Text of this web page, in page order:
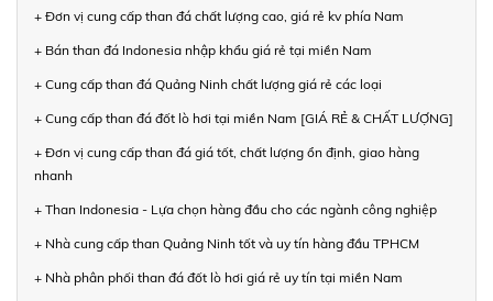
+ Đơn vị cung cấp than đá chất lượng cao, giá rẻ kv phía Nam
+ Bán than đá Indonesia nhập khẩu giá rẻ tại miền Nam
+ Cung cấp than đá Quảng Ninh chất lượng giá rẻ các loại
+ Cung cấp than đá đốt lò hơi tại miền Nam [GIÁ RẺ & CHẤT LƯỢNG]
+ Đơn vị cung cấp than đá giá tốt, chất lượng ổn định, giao hàng
nhanh
+ Than Indonesia - Lựa chọn hàng đầu cho các ngành công nghiệp
+ Nhà cung cấp than Quảng Ninh tốt và uy tín hàng đầu TPHCM
+ Nhà phân phối than đá đốt lò hơi giá rẻ uy tín tại miền Nam